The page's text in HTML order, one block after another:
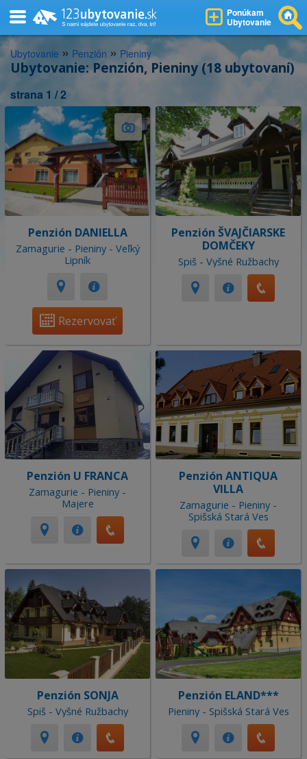
Ponúkam
Ubytovanie
Ubytovanie » Penzión » Pieniny
Ubytovanie: Penzión, Pieniny (18 ubytovaní)
strana 1 / 2
Penzión DANIELLA
Zamagurie - Pieniny - Veľký
Lipník
Rezervovať
Penzión ŠVAJČIARSKE
DOMČEKY
Spiš - Vyšné Ružbachy
Penzión U FRANCA
Zamagurie - Pieniny -
Majere
Penzión ANTIQUA
VILLA
Zamagurie - Pieniny -
Spišská Stará Ves
Penzión SONJA
Spiš - Vyšné Ružbachy
Penzión ELAND***
Pieniny - Spišská Stará Ves